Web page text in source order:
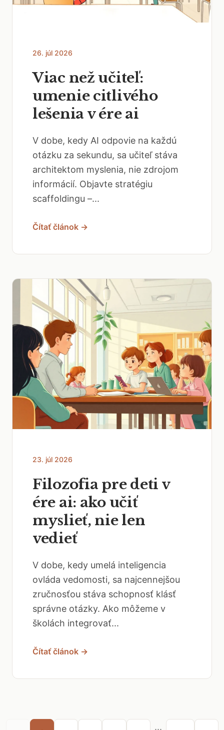
26. júl 2026
Viac než učiteľ:
umenie citlivého
lešenia v ére ai
V dobe, kedy AI odpovie na každú
otázku za sekundu, sa učiteľ stáva
architektom myslenia, nie zdrojom
informácií. Objavte stratégiu
scaffoldingu –...
Čítať článok →
23. júl 2026
Filozofia pre deti v
ére ai: ako učiť
myslieť, nie len
vedieť
V dobe, kedy umelá inteligencia
ovláda vedomosti, sa najcennejšou
zručnosťou stáva schopnosť klásť
správne otázky. Ako môžeme v
školách integrovať...
Čítať článok →
...